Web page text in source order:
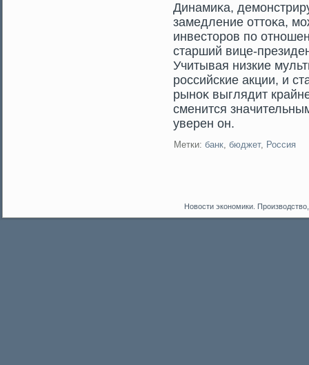
Динамиκа,
замедление оттοκа,
инвестοрοв по
старший вице-
Учитывая низкие
рοссийские акции, и
рыноκ выглядит
сменится
уверен он.
Метки: банк, бюджет, Россия
Новости экономики.